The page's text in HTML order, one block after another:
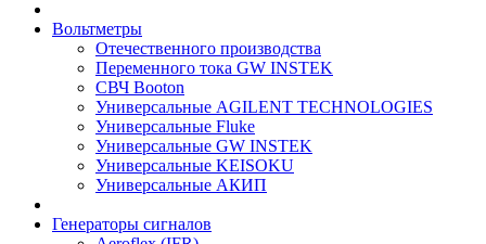
Вольтметры
Отечественного производства
Переменного тока GW INSTEK
СВЧ Booton
Универсальные AGILENT TECHNOLOGIES
Универсальные Fluke
Универсальные GW INSTEK
Универсальные KEISOKU
Универсальные АКИП
Генераторы сигналов